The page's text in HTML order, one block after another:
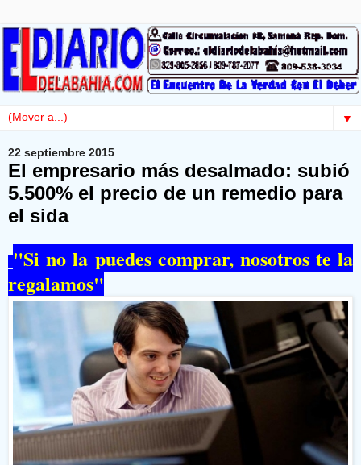
▼
22 septiembre 2015
El empresario más desalmado: subió
5.500% el precio de un remedio para
el sida
"Si no la puedes comprar, nosotros te la
regalamos"